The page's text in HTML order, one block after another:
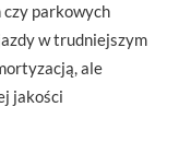
czy parkowych
w trudniejszym
ale
jakości